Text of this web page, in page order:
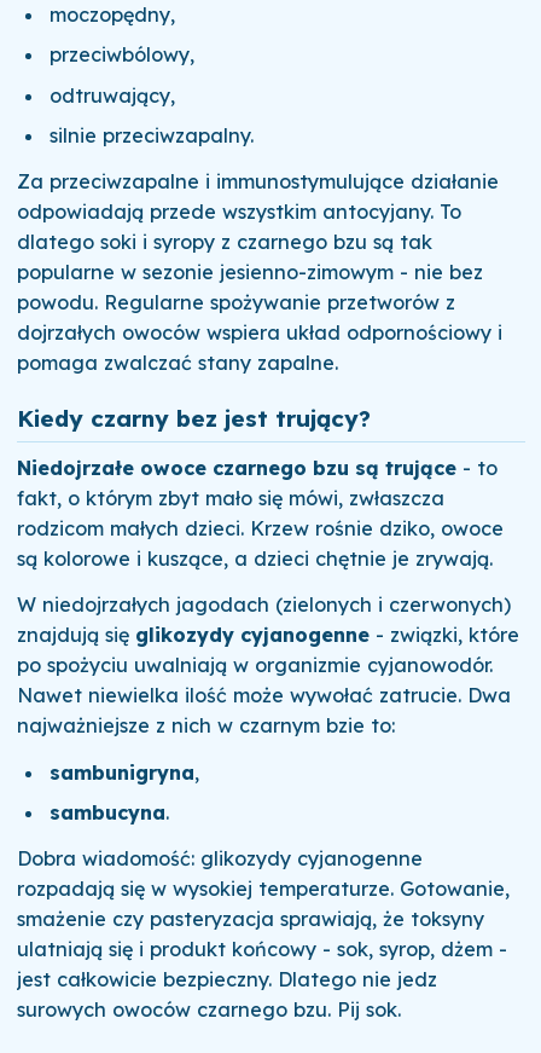
moczopędny,
przeciwbólowy,
odtruwający,
silnie przeciwzapalny.
Za przeciwzapalne i immunostymulujące działanie
odpowiadają przede wszystkim antocyjany. To
dlatego soki i syropy z czarnego bzu są tak
popularne w sezonie jesienno-zimowym - nie bez
powodu. Regularne spożywanie przetworów z
dojrzałych owoców wspiera układ odpornościowy i
pomaga zwalczać stany zapalne.
Kiedy czarny bez jest trujący?
Niedojrzałe owoce czarnego bzu są trujące- to
fakt, o którym zbyt mało się mówi, zwłaszcza
rodzicom małych dzieci. Krzew rośnie dziko, owoce
są kolorowe i kuszące, a dzieci chętnie je zrywają.
W niedojrzałych jagodach (zielonych i czerwonych)
znajdują się glikozydy cyjanogenne- związki, które
po spożyciu uwalniają w organizmie cyjanowodór.
Nawet niewielka ilość może wywołać zatrucie. Dwa
najważniejsze z nich w czarnym bzie to:
sambunigryna,
sambucyna.
Dobra wiadomość: glikozydy cyjanogenne
rozpadają się w wysokiej temperaturze. Gotowanie,
smażenie czy pasteryzacja sprawiają, że toksyny
ulatniają się i produkt końcowy - sok, syrop, dżem -
jest całkowicie bezpieczny. Dlatego nie jedz
surowych owoców czarnego bzu. Pij sok.